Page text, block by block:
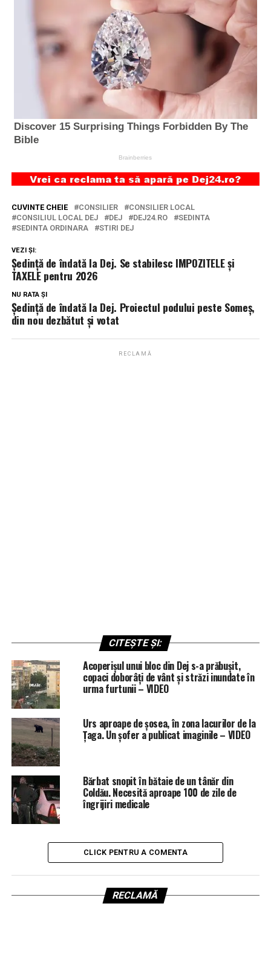
CUVINTE CHEIE CONSILIER
CONSILIER LOCAL
CONSILIUL LOCAL DEJ
DEJ DEJ24.RO
SEDINTA
SEDINTA ORDINARA
STIRI DEJ
VEZI ȘI:
Ședință de îndată la Dej. Se stabilesc IMPOZITELE și
TAXELE pentru 2026
NU RATA ȘI
Ședință de îndată la Dej. Proiectul podului peste Someș,
din nou dezbătut și votat
RECLAMĂ
CITEȘTE ȘI:
Acoperișul unui bloc din Dej s-a prăbușit,
copaci doborâți de vânt și străzi inundate în
urma furtunii – VIDEO
Urs aproape de șosea, în zona lacurilor de la
Țaga. Un șofer a publicat imaginile – VIDEO
Bărbat snopit în bătaie de un tânăr din
Coldău. Necesită aproape 100 de zile de
îngrijiri medicale
CLICK PENTRU A COMENTA
RECLAMĂ